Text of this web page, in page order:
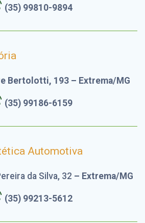
(35) 99810-9894
Bertolotti, 193 – Extrema/MG
(35) 99186-6159
Automotiva
da Silva, 32 – Extrema/MG
(35) 99213-5612